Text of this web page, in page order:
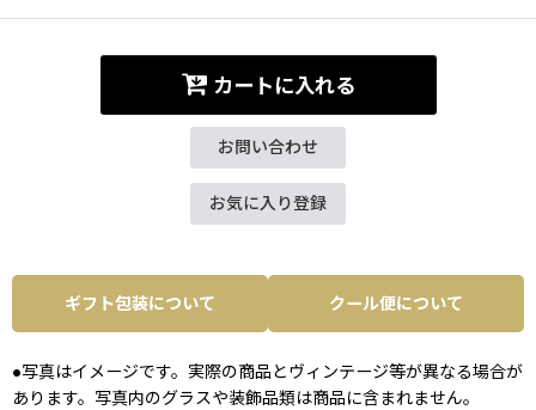
カートに入れる
お問い合わせ
お気に入り登録
ギフト包装について クール便について
●写真はイメージです。実際の商品とヴィンテージ等が異なる場合が
あります。写真内のグラスや装飾品類は商品に含まれません。